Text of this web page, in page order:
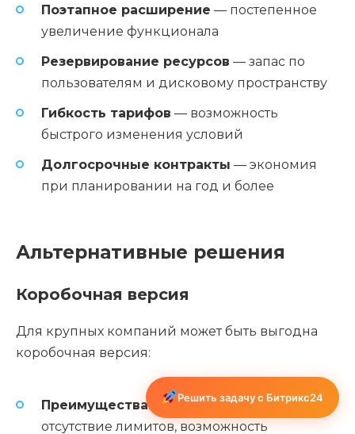
Поэтапное расширение — постепенное
увеличение функционала
Резервирование ресурсов — запас по
пользователям и дисковому пространству
Гибкость тарифов — возможность
быстрого изменения условий
Долгосрочные контракты — экономия
при планировании на год и более
Альтернативные решения
Коробочная версия
Для крупных компаний может быть выгодна
коробочная версия:
Преимущества:
полный контроль,
отсутствие лимитов, возможность
Решить задачу с Битрикс24